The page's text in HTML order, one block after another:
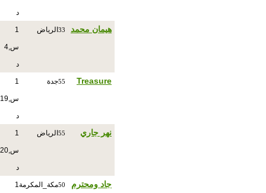
د
هيمان محمد 33 الرياض 1
س,4
د
Treasure
55جدة 1
س,19
د
نهر جاري 55 الرياض 1
س,20
د
جاد ومحترم 50مكة_المكرمة1